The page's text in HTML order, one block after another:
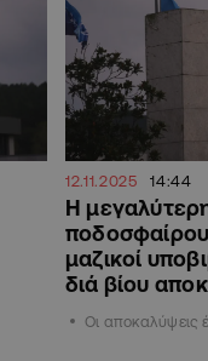
12.11.2025 14:44
Η
μαζικοί
διά βίου
Οι αποκαλύψεις